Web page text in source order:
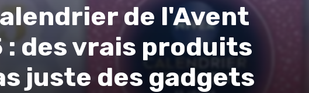
de l'Avent
des vrais produits
juste des gadgets